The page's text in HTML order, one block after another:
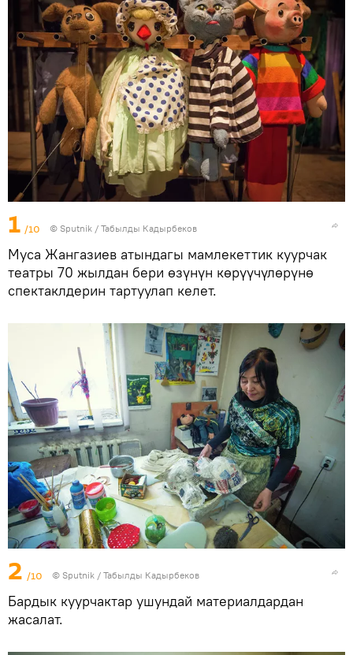
1 /10 © Sputnik / Табылды Кадырбеков
Муса Жангазиев атындагы мамлекеттик куурчак
театры 70 жылдан бери өзүнүн көрүүчүлөрүнө
спектаклдерин тартуулап келет.
2 /10 © Sputnik / Табылды Кадырбеков
Бардык куурчактар ушундай материалдардан
жасалат.